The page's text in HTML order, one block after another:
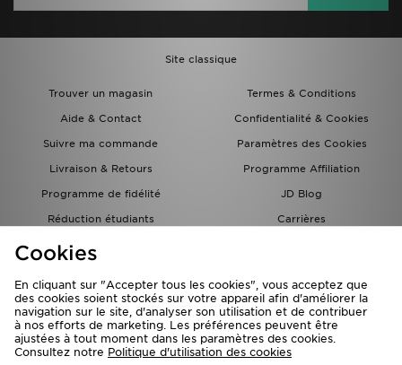
Site classique
Trouver un magasin
Termes & Conditions
Aide & Contact
Confidentialité & Cookies
Suivre ma commande
Paramètres des Cookies
Livraison & Retours
Programme Affiliation
Programme de fidélité
JD Blog
Réduction étudiants
Carrières
Carte Cadeau
Cookies
En cliquant sur "Accepter tous les cookies", vous acceptez que
des cookies soient stockés sur votre appareil afin d'améliorer la
navigation sur le site, d'analyser son utilisation et de contribuer
à nos efforts de marketing. Les préférences peuvent être
ajustées à tout moment dans les paramètres des cookies.
Consultez notre Politique d'utilisation des cookies